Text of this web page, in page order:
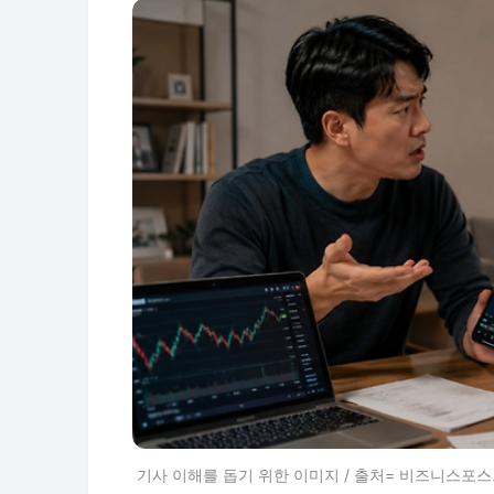
기사 이해를 돕기 위한 이미지 / 출처= 비즈니스포